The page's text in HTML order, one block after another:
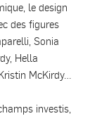
le design
des figures
Sonia
Hella
McKirdy…
investis,